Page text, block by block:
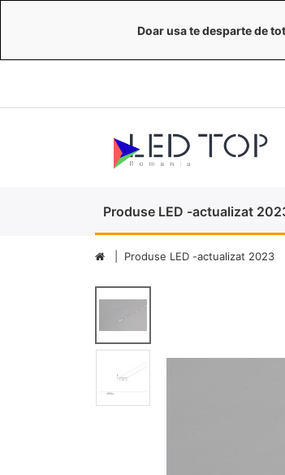
Doar usa te desparte de
Produse LED -actualizat
Produse LED -actualizat 2023